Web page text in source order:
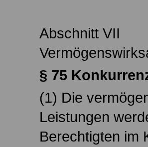
Abschnitt VII
§ 75
(1) Die
Leistungen
Berechtigten im